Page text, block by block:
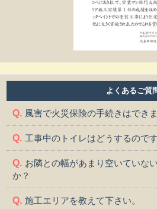
よくあるご質
風害で火災保険の手続きはでき
工事中のトイレはどうするので
お隣との幅があまり空いていな
か？
施工エリアを教えて下さい。